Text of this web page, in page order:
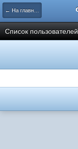
← На главную
Список пользователей